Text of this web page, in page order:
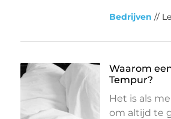
Bedrijven //
Waarom
Tempur?
Het is als
om altijd te